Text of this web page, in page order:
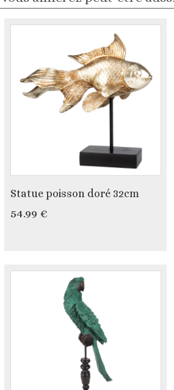
Statue poisson doré 32cm
54.99 €